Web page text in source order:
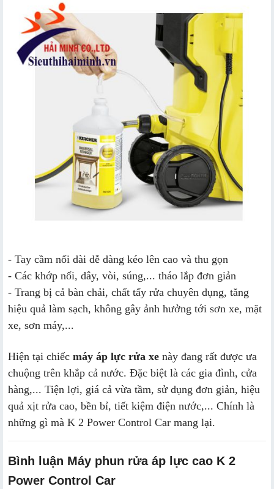
- Tay cầm nối dài dễ dàng kéo lên cao và thu gọn
- Các khớp nối, dây, vòi, súng,... tháo lắp đơn giản
- Trang bị cả bàn chải, chất tẩy rửa chuyên dụng, tăng
hiệu quả làm sạch, không gây ảnh hưởng tới sơn xe, mặt
xe, sơn máy,...
Hiện tại chiếc máy áp lực rửa xe này đang rất được ưa
chuộng trên khắp cả nước. Đặc biệt là các gia đình, cửa
hàng,... Tiện lợi, giá cả vừa tầm, sử dụng đơn giản, hiệu
quả xịt rửa cao, bền bỉ, tiết kiệm điện nước,... Chính là
những gì mà K 2 Power Control Car mang lại.
Bình luận Máy phun rửa áp lực cao K 2
Power Control Car